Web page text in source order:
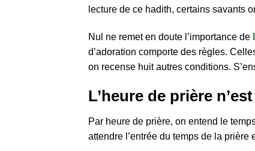
lecture de ce hadith, certains savants
Nul ne remet en doute l’importance de
d’adoration comporte des règles.
on recense huit autres conditions.
L’heure de prière
Par heure de prière, on entend le
attendre l’entrée du temps de la